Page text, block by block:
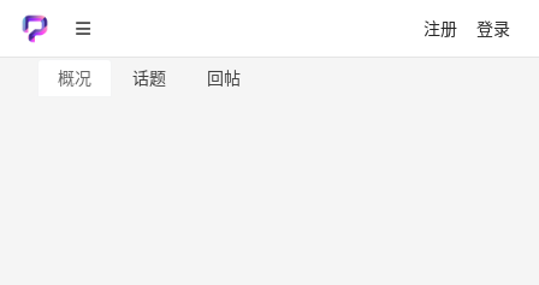
注册 登录
概况 话题 回帖